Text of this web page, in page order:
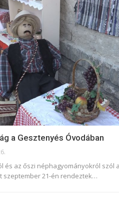
a Gesztenyés Óvodában
és az őszi néphagyományokról szól
szeptember 21-én rendeztek…